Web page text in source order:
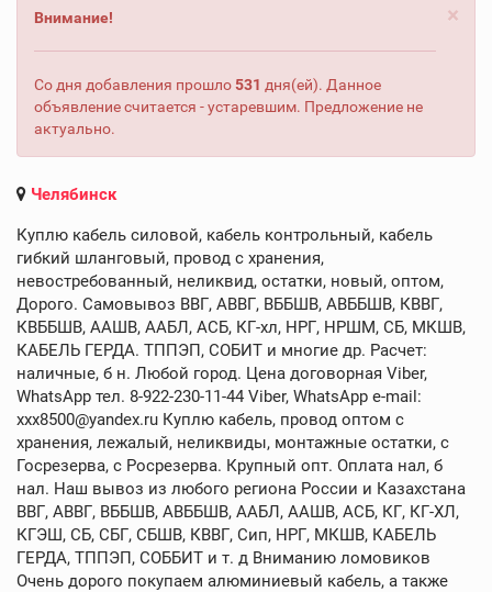
×
Внимание!
Со дня добавления прошло531 дня(ей). Данное
объявление считается - устаревшим. Предложение не
актуально.
Челябинск
Куплю кабель силовой, кабель контрольный, кабель
гибкий шланговый, провод с хранения,
невостребованный, неликвид, остатки, новый, оптом,
Дорого. Самовывоз ВВГ, АВВГ, ВББШВ, АВББШВ, КВВГ,
КВББШВ, ААШВ, ААБЛ, АСБ, КГ-хл, НРГ, НРШМ, СБ, МКШВ,
КАБЕЛЬ ГЕРДА. ТППЭП, СОБИТ и многие др. Расчет:
наличные, б н. Любой город. Цена договорная Viber,
WhatsApp тел. 8-922-230-11-44 Viber, WhatsApp e-mail:
xxx8500@yandex.ru Куплю кабель, провод оптом с
хранения, лежалый, неликвиды, монтажные остатки, с
Госрезерва, с Росрезерва. Крупный опт. Оплата нал, б
нал. Наш вывоз из любого региона России и Казахстана
ВВГ, АВВГ, ВББШВ, АВББШВ, ААБЛ, ААШВ, АСБ, КГ, КГ-ХЛ,
КГЭШ, СБ, СБГ, СБШВ, КВВГ, Сип, НРГ, МКШВ, КАБЕЛЬ
ГЕРДА, ТППЭП, СОББИТ и т. д Вниманию ломовиков
Очень дорого покупаем алюминиевый кабель, а также